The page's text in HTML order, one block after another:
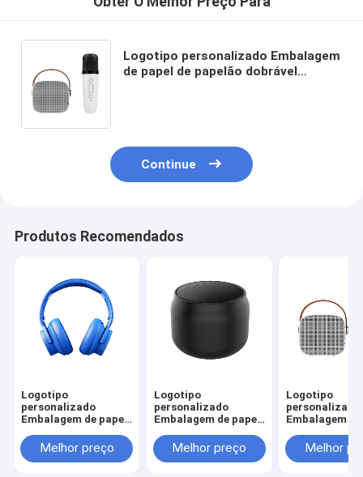
Logotipo personalizado Embalagem
de papel de papelão dobrável
Continue
Produtos Recomendados
Logotipo
personalizado
Embalagem de papel
Branco / Preto / Ouro
Rosa Caixa de
Melhor preço
Logotipo
personalizado
Embalagem de papel
Branco / Preto / Ouro
Rosa Caixa de
Melhor preço
Logotipo
personalizado
Embalagem
Branco /
Rosa Caixa de
Melhor